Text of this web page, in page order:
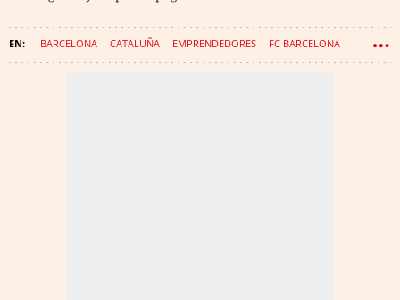
BARCELONA CATALUÑA EMPRENDEDORES FC BARCELONA